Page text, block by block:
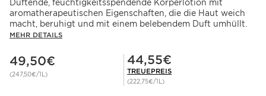
Duftende, feuchtigkeitsspendende Körperlotion mit
aromatherapeutischen Eigenschaften, die die Haut weich
macht, beruhigt und mit einem belebendem Duft umhüllt.
MEHR DETAILS
Aktueller Preis 49,50€
49,50€
(247,50€/1L)
Mitgliederpreis 44,55€
44,55€
TREUEPREIS
(222,75€/1L)